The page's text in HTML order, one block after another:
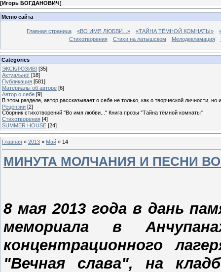
[Игорь БОГДАНОВИЧ]
Меню сайта
Главная страница «ВО ИМЯ ЛЮБВИ...» «ТАЙНА ТЁМНОЙ КОМНАТЫ»
Стихотворения
Стихи на латышском Мелодекламация
Categories
ЭКСКЛЮЗИВ! [35]
Актуально! [18]
Публикация [581]
Материалы об авторе [6]
Автор о себе [9]
В этом разделе, автор рассказывает о себе не только, как о творческой личности,
Рецензии [2]
Сборник стихотворений "Во имя любви..." Книга прозы "Тайна тёмной комнаты"
Стихотворения [4]
SUMMER HOUSE [24]
Главная » 2013 » Май » 14
МИНУТА МОЛЧАНИЯ И ПЕСНИ
8 мая 2013 года в дань
мемориала в
концентрационного
"Вечная слава", на